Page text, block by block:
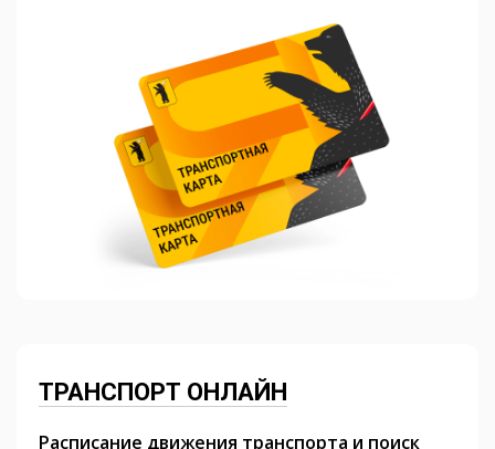
ТРАНСПОРТ ОНЛАЙН
Расписание движения транспорта и поиск